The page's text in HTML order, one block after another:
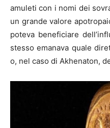
amuleti con i nomi dei
un grande valore
poteva beneficiare
stesso emanava quale
o, nel caso di Akhenaton,